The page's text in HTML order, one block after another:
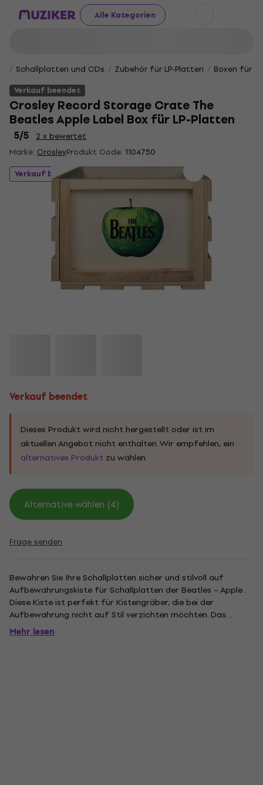
Alle Kategorien
Schallplatten und CDs Zubehör für LP-Platten
Boxen für
Verkauf beendet
Crosley Record Storage Crate The
Beatles Apple Label Box für LP-Platten
5/5
2 x bewertet
Marke: CrosleyProdukt Code: 1104750
Verkauf beendet
Verkauf beendet
Dieses Produkt wird nicht hergestellt oder ist im
aktuellen Angebot nicht enthalten. Wir empfehlen, ein
alternatives Produkt zu wählen.
Alternative wählen (4)
Frage senden
Bewahren Sie Ihre Schallplatten sicher und stilvoll auf
Aufbewahrungskiste für Schallplatten der Beatles – Apple .
Diese Kiste ist perfekt für Kistengräber, die bei der
Aufbewahrung nicht auf Stil verzichten möchten. Das
ikonische Beatles-Logo und das Apfeldesign geben Ihnen das
Gefühl, Teil der „Fab Four“ zu sein, selbst wenn Sie in Ihren
Mehr lesen